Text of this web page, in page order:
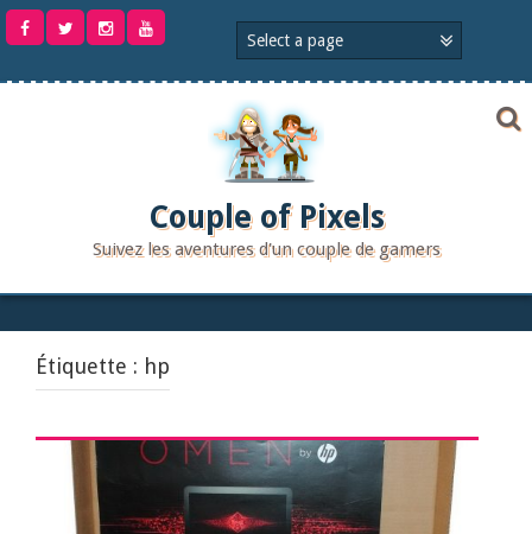
Aller
Couple of Pixels
Suivez les aventures d'un couple de gamers
Étiquette : hp